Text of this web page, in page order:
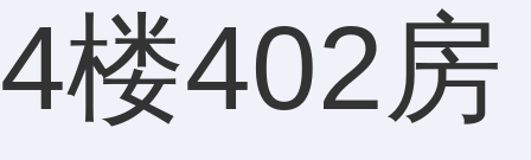
4楼402房